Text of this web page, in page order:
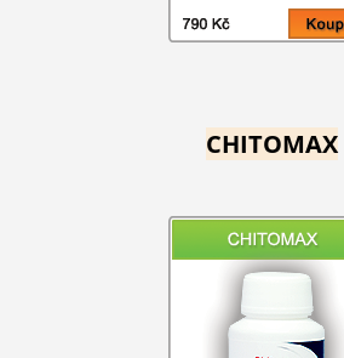
CHITOMAX